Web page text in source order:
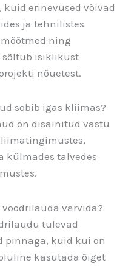
erinevused võivad
ja tehnilistes
ning
isiklikust
nõuetest.
sobib igas kliimas?
on disainitud vastu
külmades talvedes
värvida?
tulevad
pinnaga, kuid kui on
kasutada õiget